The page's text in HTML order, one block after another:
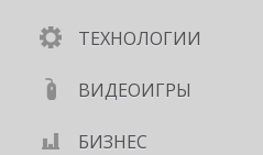
ТЕХНОЛОГИИ
ВИДЕОИГРЫ
БИЗНЕС